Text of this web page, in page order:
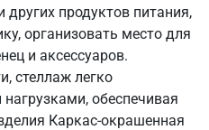
продуктов питания,
организовать место для
и аксессуаров.
стеллаж легко
обеспечивая
Каркас-окрашенная